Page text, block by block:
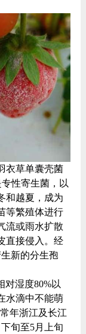
衣草单囊壳菌
专性寄生菌，以
和越夏，成为
等繁殖体进行
流或雨水扩散
直接侵入。经
新的分生孢
湿度80%以
水滴中不能萌
年浙江及长江
旬至5月上旬